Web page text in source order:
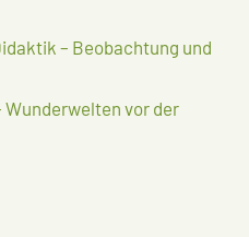
– Beobachtung und
Wunderwelten vor der